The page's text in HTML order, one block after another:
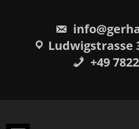
Ludwigstrasse
+49